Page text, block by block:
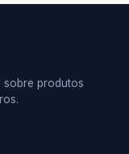
sobre produtos